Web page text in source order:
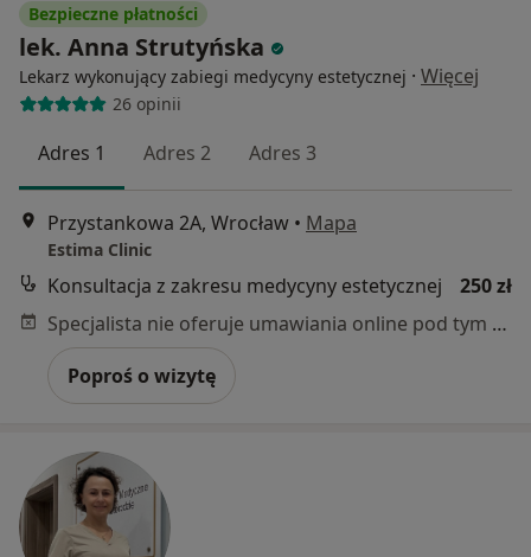
Bezpieczne płatności
lek. Anna Strutyńska
Lekarz wykonujący zabiegi medycyny estetycznej · Więcej
26 opinii
Adres 1 Adres 2 Adres 3
Przystankowa 2A, Wrocław • Mapa
Estima Clinic
Konsultacja z zakresu medycyny estetycznej
250 zł
Specjalista nie oferuje umawiania online pod tym adresem.
Poproś o wizytę